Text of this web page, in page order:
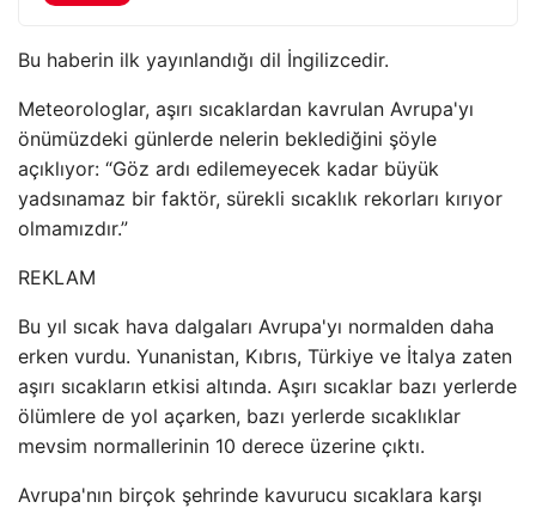
Bu haberin ilk yayınlandığı dil İngilizcedir.
Meteorologlar, aşırı sıcaklardan kavrulan Avrupa'yı
önümüzdeki günlerde nelerin beklediğini şöyle
açıklıyor: “Göz ardı edilemeyecek kadar büyük
yadsınamaz bir faktör, sürekli sıcaklık rekorları kırıyor
olmamızdır.”
REKLAM
Bu yıl sıcak hava dalgaları Avrupa'yı normalden daha
erken vurdu. Yunanistan, Kıbrıs, Türkiye ve İtalya zaten
aşırı sıcakların etkisi altında. Aşırı sıcaklar bazı yerlerde
ölümlere de yol açarken, bazı yerlerde sıcaklıklar
mevsim normallerinin 10 derece üzerine çıktı.
Avrupa'nın birçok şehrinde kavurucu sıcaklara karşı